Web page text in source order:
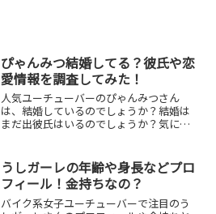
ぴゃんみつ結婚してる？彼氏や恋
愛情報を調査してみた！
人気ユーチューバーのぴゃんみつさん
は、結婚しているのでしょうか？結婚は
まだ出彼氏はいるのでしょうか？気にな
る？ぴゃんみつさんが結婚しているかど
うかについては、過去に結婚...
うしガーレの年齢や身長などプロ
フィール！金持ちなの？
バイク系女子ユーチューバーで注目のう